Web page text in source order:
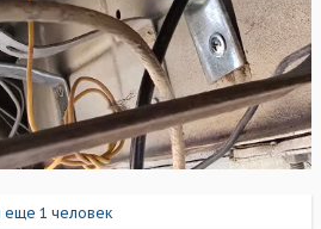
еще 1 человек